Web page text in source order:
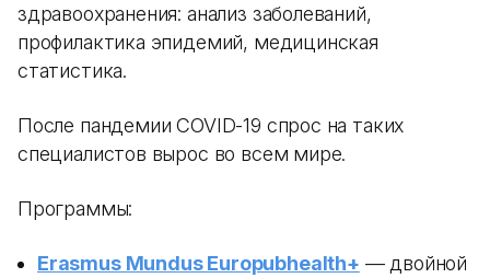
здравоохранения: анализ заболеваний,
профилактика эпидемий, медицинская
статистика.
После пандемии COVID-19 спрос на таких
специалистов вырос во всем мире.
Программы:
Erasmus Mundus Europubhealth+ — двойной